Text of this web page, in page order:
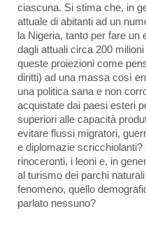
ciascuna. Si stima che, in
attuale di abitanti ad un
la Nigeria, tanto per fare
dagli attuali circa 200
queste proiezioni come
diritti) ad una massa così
una politica sana e non
acquistate dai paesi esteri
superiori alle capacità
evitare flussi migratori,
e diplomazie
rinoceronti, i leoni e, in
al turismo dei parchi
fenomeno, quello
parlato nessuno?